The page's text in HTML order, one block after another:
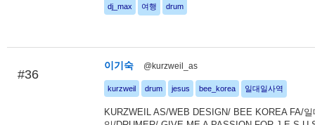
dj_max 여행 drum
#36
이기숙 @kurzweil_as
kurzweil drum jesus bee_korea 일대일사역
KURZWEIL AS/WEB DESIGN/ BEE KOREA FA/일